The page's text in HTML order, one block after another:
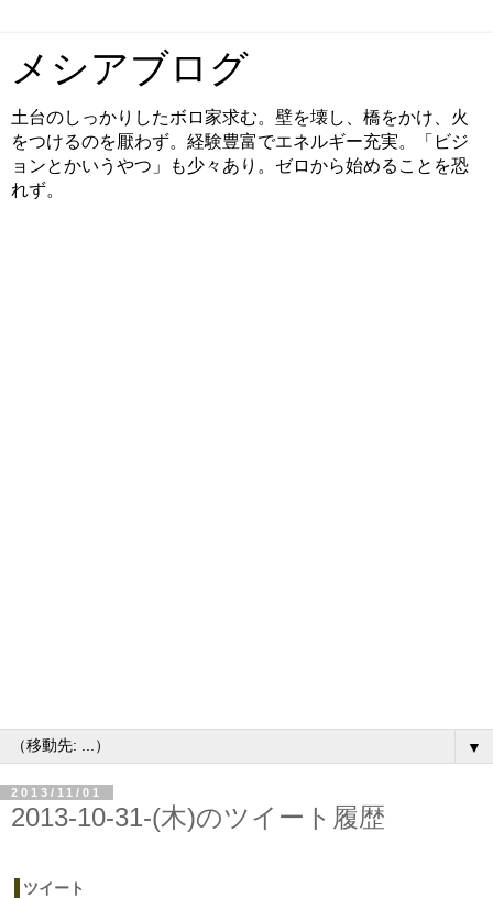
メシアブログ
土台のしっかりしたボロ家求む。壁を壊し、橋をかけ、火
をつけるのを厭わず。経験豊富でエネルギー充実。「ビジ
ョンとかいうやつ」も少々あり。ゼロから始めることを恐
れず。
▼
2013/11/01
2013-10-31-(木)のツイート履歴
ツイート